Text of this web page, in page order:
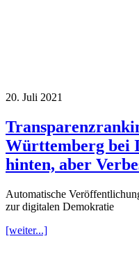
20. Juli 2021
Württemberg bei
hinten, aber
Automatische
zur digitalen Demokratie
[weiter...]